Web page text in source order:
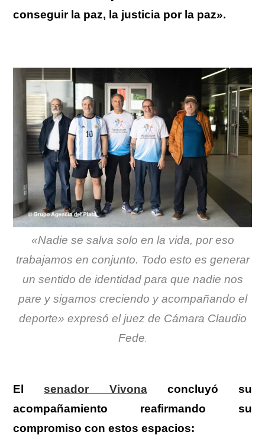
conseguir la paz, la justicia por la paz».
«Nadie se salva solo en la vida, por eso
trabajamos en conjunto. Todo esto es generar
un sentido de identidad para que nadie nos
pare y sigamos creciendo y acompañando el
deporte» expresó el juez de Cámara Claudio
Fede
Elsenador Vivonaconcluyó su
acompañamiento reafirmando su
compromiso con estos espacios: